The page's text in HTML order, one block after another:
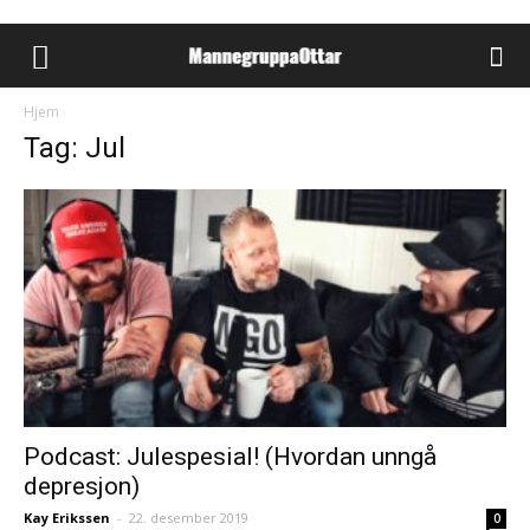
Hjem
Tag: Jul
Podcast: Julespesial! (Hvordan unngå
depresjon)
Kay Erikssen – 22. desember 2019 0